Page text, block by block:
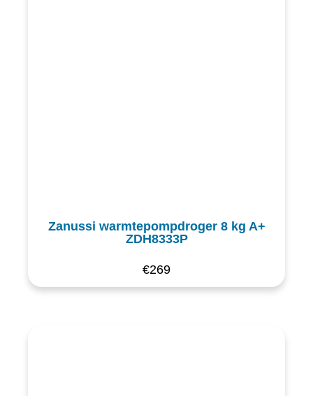
Zanussi warmtepompdroger 8 kg A+
ZDH8333P
€269